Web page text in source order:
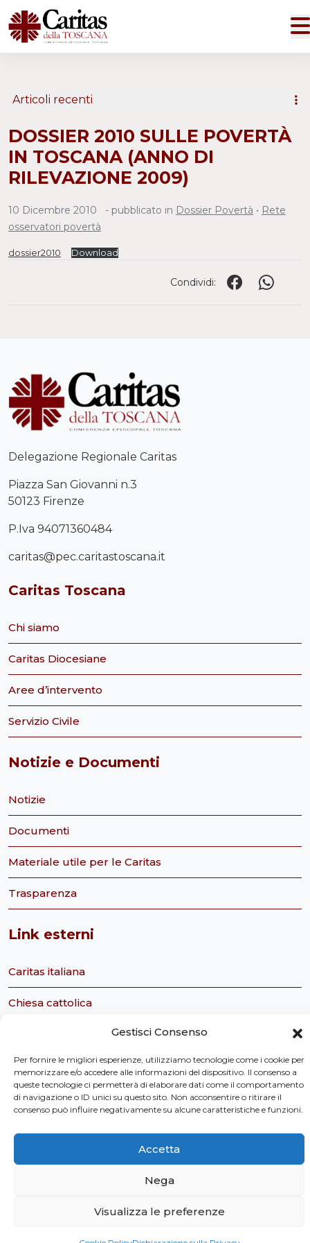
Gestisci Consenso
Per fornire le migliori esperienze, utilizziamo tecnologie come i cookie per
memorizzare e/o accedere alle informazioni del dispositivo. Il consenso a
queste tecnologie ci permetterà di elaborare dati come il comportamento
di navigazione o ID unici su questo sito. Non acconsentire o ritirare il
consenso può influire negativamente su alcune caratteristiche e funzioni.
Accetta
Nega
Visualizza le preferenze
DOSSIER 2010 SULLE POVERTÀ
IN TOSCANA (ANNO DI
RILEVAZIONE 2009)
10 Dicembre 2010 - pubblicato in Dossier Povertà • Rete
osservatori povertà
dossier2010 Download
Condividi:
Articoli recenti
Delegazione Regionale Caritas
Piazza San Giovanni n.3
50123 Firenze
P.Iva 94071360484
caritas@pec.caritastoscana.it
Caritas Toscana
Chi siamo
Caritas Diocesiane
Aree d’intervento
Servizio Civile
Notizie e Documenti
Notizie
Documenti
Materiale utile per le Caritas
Trasparenza
Link esterni
Caritas italiana
Chiesa cattolica
Servizio civile nazionale
Caritas Italiana Ufficio Servizio Civile
Tavolo Ecclesiale sul Servizio Civile
Privacy Policy
©2026 Caritas Toscana